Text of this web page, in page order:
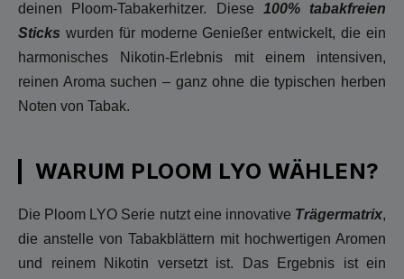
deinen Ploom-Tabakerhitzer. Diese 100% tabakfreien
Sticks wurden für moderne Genießer entwickelt, die ein
harmonisches Nikotin-Erlebnis mit einem intensiven,
reinen Aroma suchen – ganz ohne die typischen herben
Noten von Tabak.
WARUM PLOOM LYO WÄHLEN?
Die Ploom LYO Serie nutzt eine innovative Trägermatrix,
die anstelle von Tabakblättern mit hochwertigen Aromen
und reinem Nikotin versetzt ist. Das Ergebnis ist ein